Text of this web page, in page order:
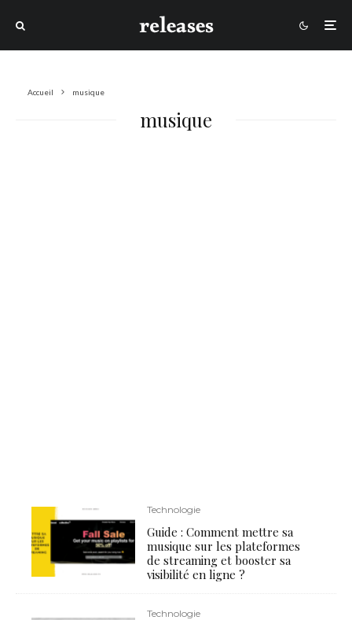
Accueil musique
musique
Technologie
Guide : Comment mettre sa
musique sur les plateformes
de streaming et booster sa
visibilité en ligne ?
Technologie